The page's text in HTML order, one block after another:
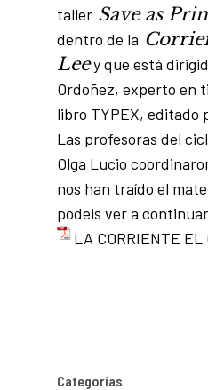
taller Save as
dentro de la
Leey que está
Ordoñez, experto en
libro TYPEX, editado
Las profesoras del
Olga Lucio
nos han traído el
podeis ver a
LA CORRIENTE EL
Categorías